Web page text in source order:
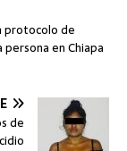
protocolo de
en Chiapa
de